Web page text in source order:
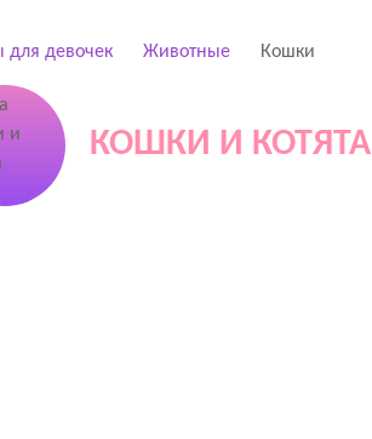
для девочек Животные Кошки
КОШКИ И КОТЯТА